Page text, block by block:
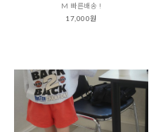
M 빠른배송 !
17,000원